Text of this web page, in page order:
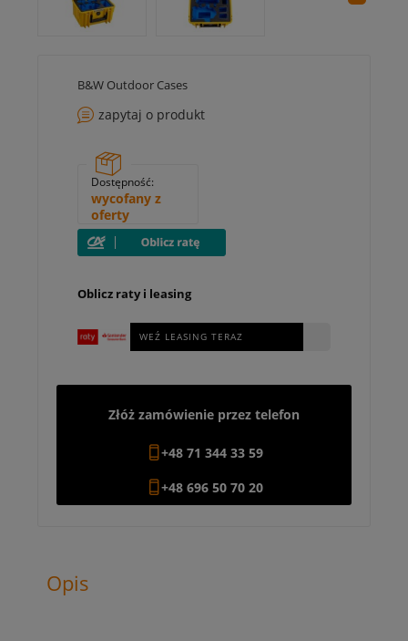
B&W Outdoor Cases
zapytaj o produkt
Dostępność:
wycofany z
oferty
Oblicz raty i leasing
WEŹ LEASING TERAZ
Złóż zamówienie przez telefon
+48 71 344 33 59
+48 696 50 70 20
Opis